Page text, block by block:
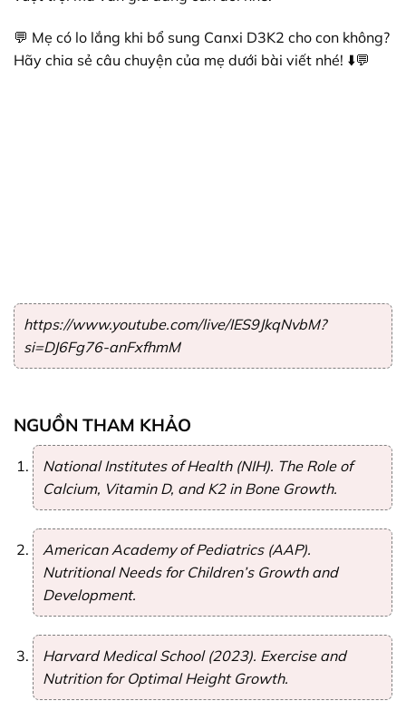
💬 Mẹ có lo lắng khi bổ sung Canxi D3K2 cho con không?
Hãy chia sẻ câu chuyện của mẹ dưới bài viết nhé! ⬇️💬
https://www.youtube.com/live/IES9JkqNvbM?
si=DJ6Fg76-anFxfhmM
NGUỒN THAM KHẢO
National Institutes of Health (NIH). The Role of
Calcium, Vitamin D, and K2 in Bone Growth.
American Academy of Pediatrics (AAP).
Nutritional Needs for Children’s Growth and
Development.
Harvard Medical School (2023). Exercise and
Nutrition for Optimal Height Growth.